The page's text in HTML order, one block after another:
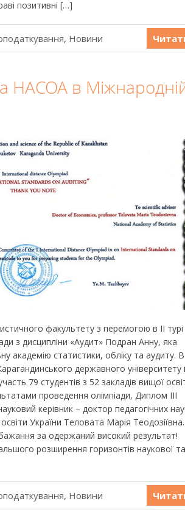
позитивні […]
, Новини
НАСОА в
факультету з перемогою в ІІ турі
з дисципліни «Аудит» Подран Анну, яка
академію статистики, обліку та аудиту. В
державного університету
79 студентів з 52 закладів вищої
проведення олімпіади, Диплом ІІI
керівник – доктор педагогічних
України Теловата Марія Теодозіївна.
за одержаний високий результат!
розширення горизонтів наукової та
, Новини